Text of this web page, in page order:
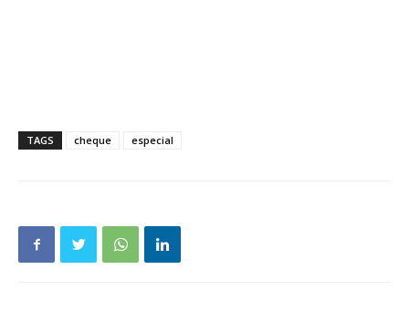
TAGS cheque especial